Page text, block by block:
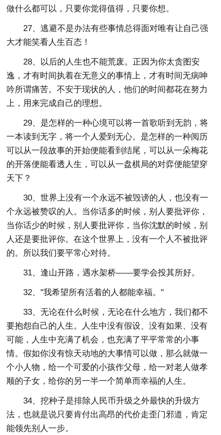
做什么都可以，只要你觉得值得，只要你想。
27、逃避不是办法有些事情总得面对唯有让自己强
大才能笑看人生百态！
28、以后的人生也不能荒废。正因为你太贪图安
逸，才有时间执着在无意义的事情上，才有时间无病呻
吟所谓痛苦。不安于现状的人，他们的时间都花在努力
上，用来完成自己的理想。
29、是怎样的一种心境可以将一首歌听到无韵，将
一本读到无字，将一个人爱到无心。是怎样的一种阅历
可以从一段故事的开始便能看到结尾，可以从一朵梅花
的开落便能看透人生，可以从一盘棋局的对弈便能望穿
天下？
30、世界上没有一个永远不被毁谤的人，也没有一
个永远被赞叹的人。当你话多的时候，别人要批评你，
当你话少的时候，别人要批评你，当你沈默的时候，别
人还是要批评你。在这个世界上，没有一个人不被批评
的。所以我们要平常心对待。
31、逢山开路，遇水架桥——要学会投其所好。
32、"我希望所有活着的人都能幸福。"
33、无论在什么时候，无论在什么地方，我们都不
要抱怨自己的人生。人生中没有假设、没有如果、没有
可能，人生中充满了机会，也充满了平平常常的小事
情。假如你没有惊天动地的大事情可以做，那么就做一
个小人物，给一个可爱的小孩作父母，给一对老人做孝
顺的子女，给你的另一半一个简单而幸福的人生。
34、挖种子是排除人民币升级之外最快的升级方
法，也就是说只要肯付出高昂的代价走歪门邪道，肯定
能领先别人一步。